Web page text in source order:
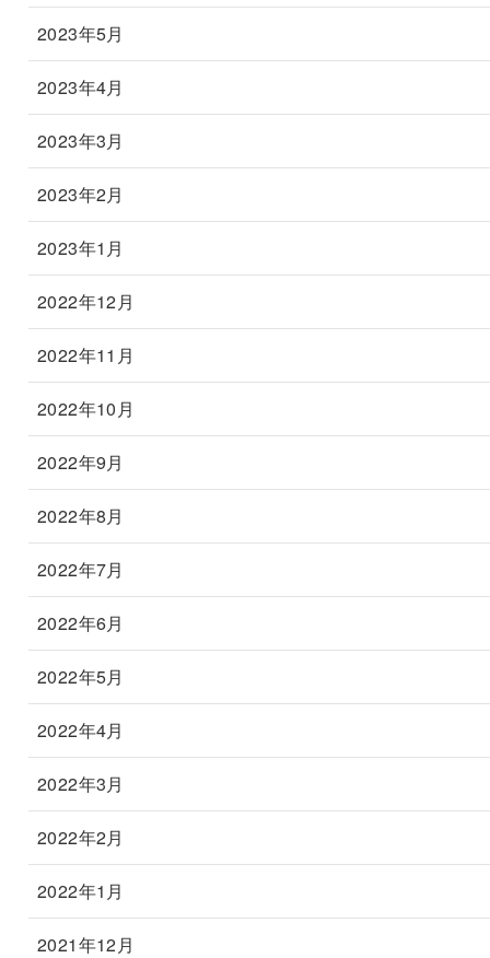
2023年5月
2023年4月
2023年3月
2023年2月
2023年1月
2022年12月
2022年11月
2022年10月
2022年9月
2022年8月
2022年7月
2022年6月
2022年5月
2022年4月
2022年3月
2022年2月
2022年1月
2021年12月